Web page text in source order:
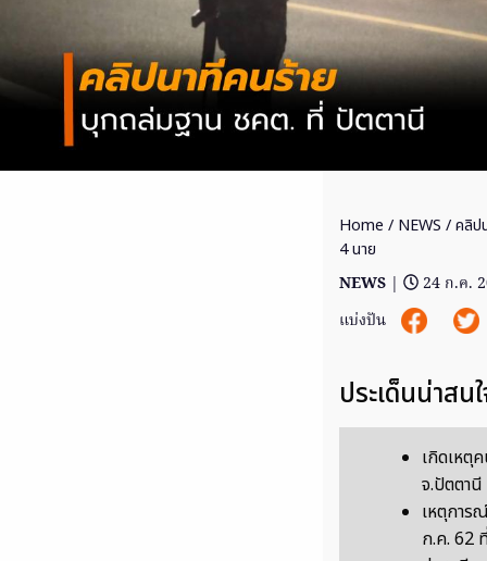
Home / NEWS / คลิป
4 นาย
NEWS |
24 ก.ค.
แบ่งปัน
ประเด็นน่าสน
เกิดเหตุ
จ.ปัตตานี
เหตุการ
ก.ค. 62